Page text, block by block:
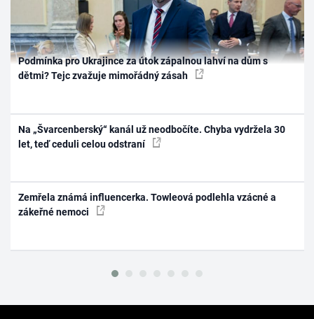
Podmínka pro Ukrajince za útok zápalnou lahví na dům s
dětmi? Tejc zvažuje mimořádný zásah
Na „Švarcenberský“ kanál už neodbočíte. Chyba vydržela 30
let, teď ceduli celou odstraní
Zemřela známá influencerka. Towleová podlehla vzácné a
zákeřné nemoci